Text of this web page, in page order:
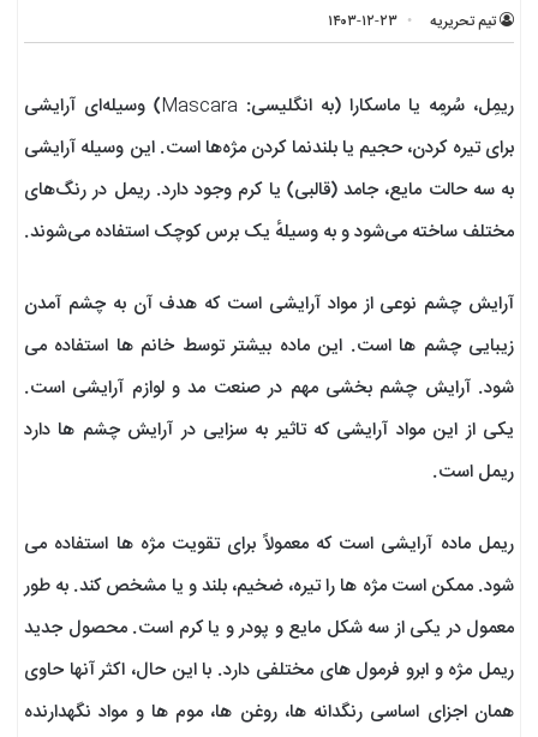
تیم تحریریه ۱۴۰۳-۱۲-۲۳
ریمِل، سُرمِه یا ماسکارا (به انگلیسی: Mascara) وسیله‌ای آرایشی
برای تیره کردن، حجیم یا بلندنما کردن مژه‌ها است. این وسیله آرایشی
به سه حالت مایع، جامد (قالبی) یا کرم وجود دارد. ریمل در رنگ‌های
مختلف ساخته می‌شود و به وسیلهٔ یک برس کوچک استفاده می‌شوند.
آرایش چشم نوعی از مواد آرایشی است که هدف آن به چشم آمدن
زیبایی چشم ها است. این ماده بیشتر توسط خانم ها استفاده می
شود. آرایش چشم بخشی مهم در صنعت مد و لوازم آرایشی است.
یکی از این مواد آرایشی که تاثیر به سزایی در آرایش چشم ها دارد
ریمل است.
ریمل ماده آرایشی است که معمولاً برای تقویت مژه ها استفاده می
شود. ممکن است مژه ها را تیره، ضخیم، بلند و یا مشخص کند. به طور
معمول در یکی از سه شکل مایع و پودر و یا کرم است. محصول جدید
ریمل مژه و ابرو فرمول های مختلفی دارد. با این حال، اکثر آنها حاوی
همان اجزای اساسی رنگدانه ها، روغن ها، موم ها و مواد نگهدارنده